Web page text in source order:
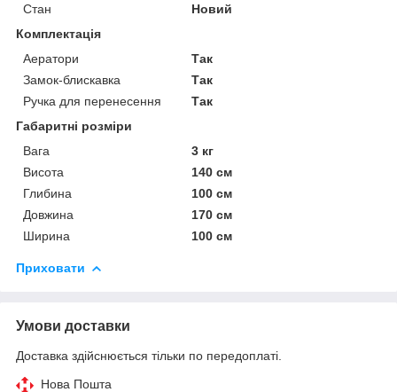
Стан
Новий
Комплектація
Аератори
Так
Замок-блискавка
Так
Ручка для перенесення
Так
Габаритні розміри
Вага
3 кг
Висота
140 см
Глибина
100 см
Довжина
170 см
Ширина
100 см
Приховати
Умови доставки
Доставка здійснюється тільки по передоплаті.
Нова Пошта